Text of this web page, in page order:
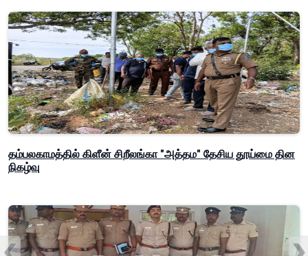
தம்பலகாமத்தில் கிளீன் சிறீலங்கா "அத்தம" தேசிய தூய்மை தின
நிகழ்வு